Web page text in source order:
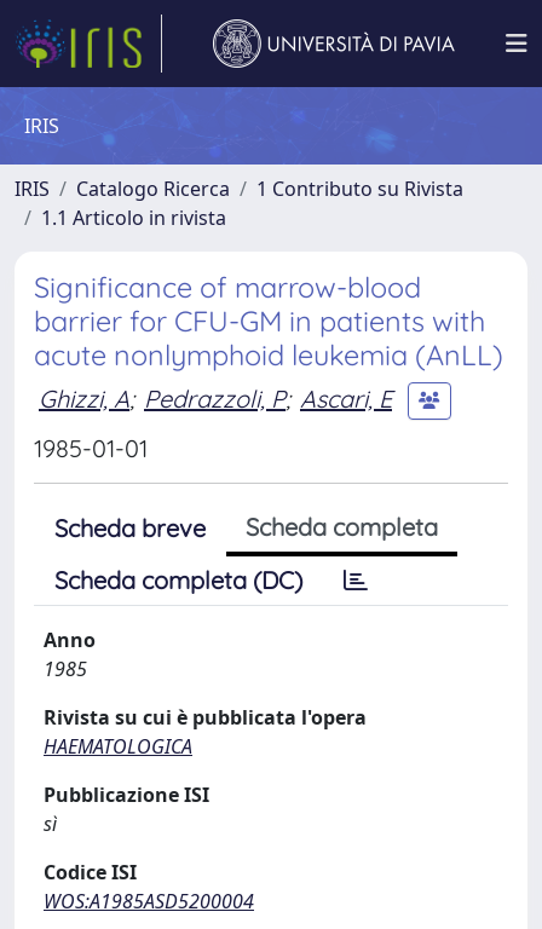
IRIS
IRIS Catalogo Ricerca
1 Contributo su Rivista
1.1 Articolo in rivista
Significance of marrow-blood
barrier for CFU-GM in patients with
acute nonlymphoid leukemia (AnLL)
Ghizzi, A; Pedrazzoli, P; Ascari, E
1985-01-01
Scheda breve
Scheda completa
Scheda completa (DC)
Anno
1985
Rivista su cui è pubblicata l'opera
HAEMATOLOGICA
Pubblicazione ISI
sì
Codice ISI
WOS:A1985ASD5200004